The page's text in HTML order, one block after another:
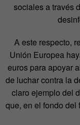
sociales a través
A este respecto,
Unión Europea
euros para apoyar
de luchar contra la
claro ejemplo del
que, en el fondo del